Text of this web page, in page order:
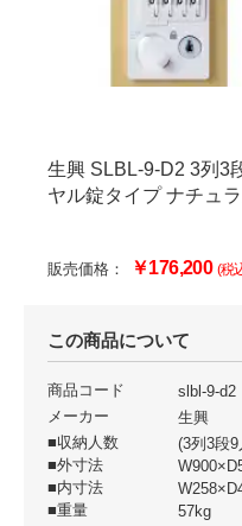
生興 SLBL-9-D2 3列3
ヤル錠タイプ ナチュ
販売価格： ￥176,200 (税
この商品について
商品コード
slbl-9-d2
メーカー
生興
■収納人数
(3列3段
■外寸法
■内寸法
■重量
57kg